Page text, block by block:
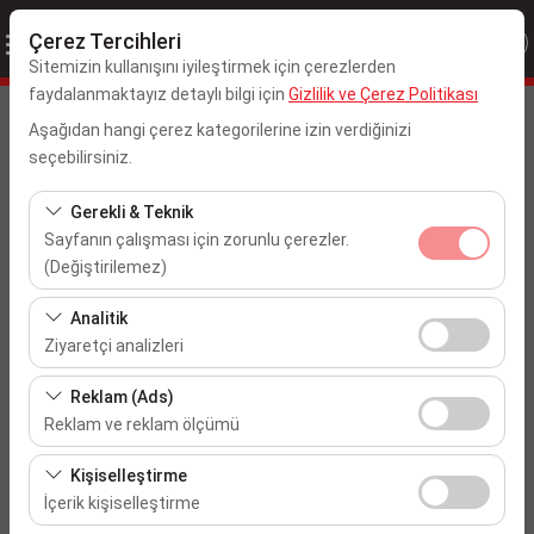
Çerez Tercihleri
Sitemizin kullanışını iyileştirmek için çerezlerden
faydalanmaktayız detaylı bilgi için Gizlilik ve Çerez Politikası
Aşağıdan hangi çerez kategorilerine izin verdiğinizi
seçebilirsiniz.
Gerekli & Teknik
Sayfanın çalışması için zorunlu çerezler.
(Değiştirilemez)
Bu çerezler sitenin doğru şekilde çalışması, güvenlik,
oturum yönetimi ve temel işlevler için gereklidir. Devre
dışı bırakılamaz.
Analitik
Ziyaretçi analizleri
Bu çerezler, sitemizin nasıl kullanıldığını (ziyaretçi sayısı,
en çok ziyaret edilen sayfalar, kullanıcı davranışları)
analiz etmemizi sağlar. Bu veriler, web sitesi
performansını ölçmek ve kullanıcı deneyimini sürekli
iyileştirmek için kullanılır.
Reklam (Ads)
Reklam ve reklam ölçümü
Bu çerezler, size ilgi alanlarınıza uygun kişiselleştirilmiş
reklamlar göstermemize ve reklam kampanyalarımızın
etkinliğini (gösterim sayısı, tıklama oranı) ölçmemize
Kişiselleştirme
İçerik kişiselleştirme
Ankara Esenboğa Havalimanı
Aracı farklı bir lokasyona bırakacağım
Alış Tarih & Saat
Bırakış Tarih & Saat
09:00
Araçları Listele